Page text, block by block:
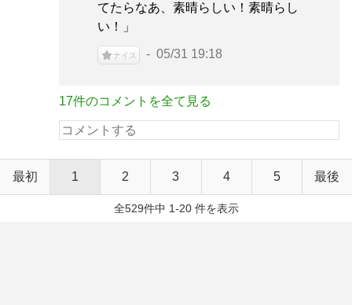
てたらなあ、素晴らしい！素晴らし
い！」
ナイス 05/31 19:18
17件のコメントを全て見る
最初 1 2 3 4 5 最後
全529件中 1-20 件を表示